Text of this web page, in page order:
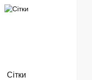
Сітки